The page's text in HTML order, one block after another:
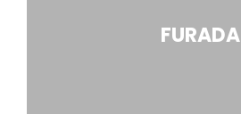
FURADA